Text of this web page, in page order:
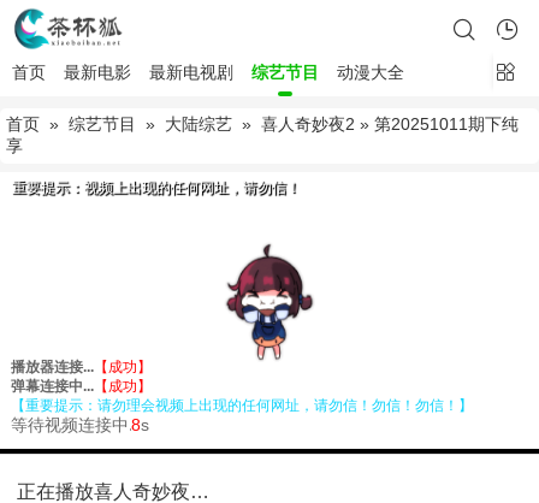
首页 最新电影 最新电视剧 综艺节目 动漫大全
首页 » 综艺节目 » 大陆综艺 » 喜人奇妙夜2 » 第20251011期下纯
享
正在播放喜人奇妙夜2第20251011期下纯享